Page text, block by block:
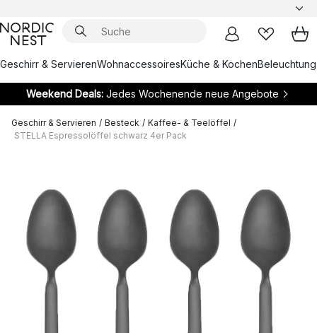
Geschirr & ServierenWohnaccessoiresKüche & KochenBeleuchtung
Weekend Deals:Jedes Wochenende neue Angebote
Geschirr & Servieren / Besteck / Kaffee- & Teelöffel /
STELLA Espressolöffel schwarz 4er Pack